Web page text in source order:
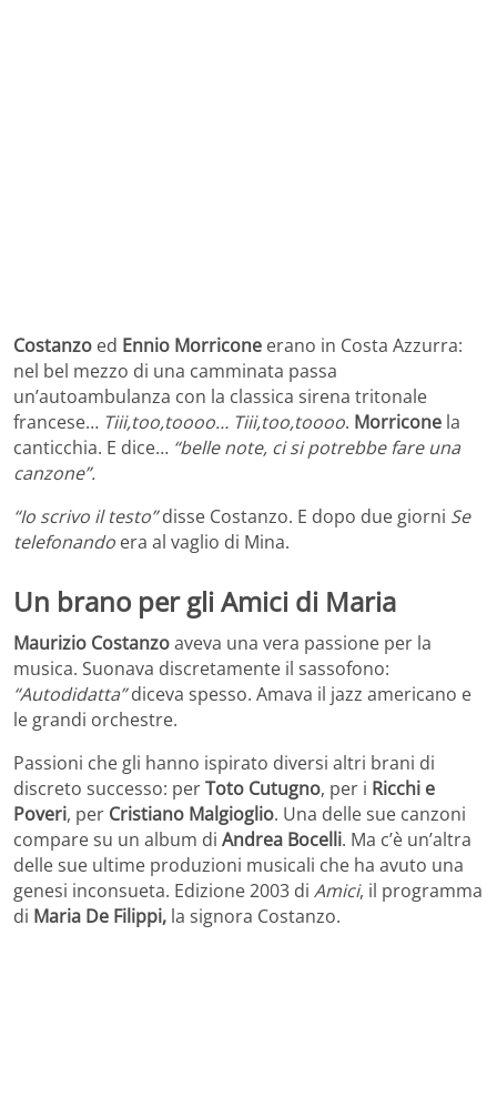
Costanzo ed Ennio Morricone erano in Costa Azzurra:
nel bel mezzo di una camminata passa
un’autoambulanza con la classica sirena tritonale
francese… Tiii,too,toooo… Tiii,too,toooo. Morricone la
canticchia. E dice… “belle note, ci si potrebbe fare una
canzone”.
“Io scrivo il testo”disse Costanzo. E dopo due giorni Se
telefonando era al vaglio di Mina.
Un brano per gli Amici di Maria
Maurizio Costanzoaveva una vera passione per la
musica. Suonava discretamente il sassofono:
“Autodidatta”diceva spesso. Amava il jazz americano e
le grandi orchestre.
Passioni che gli hanno ispirato diversi altri brani di
discreto successo: perToto Cutugno, per i Ricchi e
Poveri, per Cristiano Malgioglio. Una delle sue canzoni
compare su un album di Andrea Bocelli. Ma c’è un’altra
delle sue ultime produzioni musicali che ha avuto una
genesi inconsueta. Edizione 2003 di Amici, il programma
di Maria De Filippi, la signora Costanzo.